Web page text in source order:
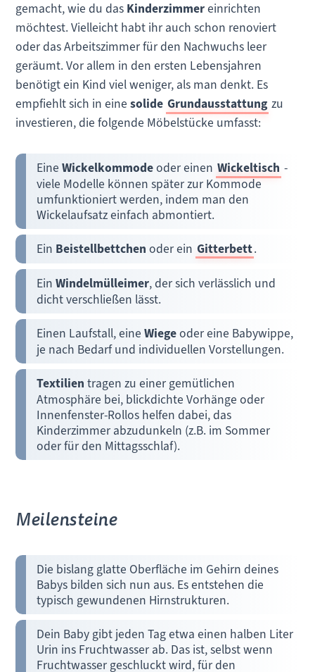
gemacht, wie du das Kinderzimmereinrichten
möchtest. Vielleicht habt ihr auch schon renoviert
oder das Arbeitszimmer für den Nachwuchs leer
geräumt. Vor allem in den ersten Lebensjahren
benötigt ein Kind viel weniger, als man denkt. Es
empfiehlt sich in einesolide Grundausstattung zu
investieren, die folgende Möbelstücke umfasst:
EineWickelkommodeoder einen Wickeltisch -
viele Modelle können später zur Kommode
umfunktioniert werden, indem man den
Wickelaufsatz einfach abmontiert.
Ein Beistellbettchen oder ein Gitterbett.
EinWindelmülleimer, der sich verlässlich und
dicht verschließen lässt.
Einen Laufstall, eineWiegeoder eine Babywippe,
je nach Bedarf und individuellen Vorstellungen.
Textilien tragen zu einer gemütlichen
Atmosphäre bei, blickdichte Vorhänge oder
Innenfenster-Rollos helfen dabei, das
Kinderzimmer abzudunkeln (z.B. im Sommer
oder für den Mittagsschlaf).
Meilensteine
Die bislang glatte Oberfläche im Gehirn deines
Babys bilden sich nun aus. Es entstehen die
typisch gewundenen Hirnstrukturen.
Dein Baby gibt jeden Tag etwa einen halben Liter
Urin ins Fruchtwasser ab. Das ist, selbst wenn
Fruchtwasser geschluckt wird, für den